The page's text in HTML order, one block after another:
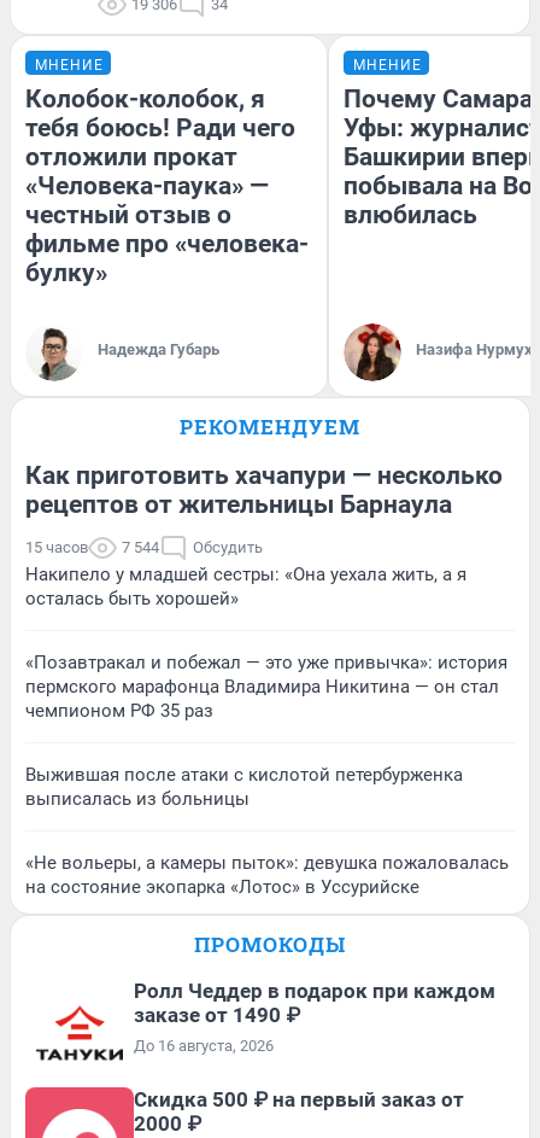
19 306 34
МНЕНИЕ
Колобок-колобок, я
тебя боюсь! Ради чего
отложили прокат
«Человека-паука» —
честный отзыв о
фильме про «человека-
булку»
Надежда Губарь
МНЕНИЕ
Почему Самара
Уфы:
Башкирии
побывала на
влюбилась
Назифа
РЕКОМЕНДУЕМ
Как приготовить хачапури — несколько
рецептов от жительницы Барнаула
15 часов 7 544 Обсудить
Накипело у младшей сестры: «Она уехала жить, а я
осталась быть хорошей»
«Позавтракал и побежал — это уже привычка»: история
пермского марафонца Владимира Никитина — он стал
чемпионом РФ 35 раз
Выжившая после атаки с кислотой петербурженка
выписалась из больницы
«Не вольеры, а камеры пыток»: девушка пожаловалась
на состояние экопарка «Лотос» в Уссурийске
ПРОМОКОДЫ
Ролл Чеддер в подарок при каждом
заказе от 1490 ₽
До 16 августа, 2026
Скидка 500 ₽ на первый заказ от
2000 ₽